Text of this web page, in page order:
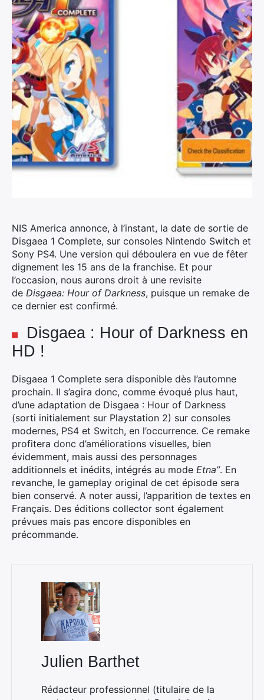
NIS America annonce, à l’instant, la date de sortie de
Disgaea 1 Complete, sur consoles Nintendo Switch et
Sony PS4. Une version qui déboulera en vue de fêter
dignement les 15 ans de la franchise. Et pour
l’occasion, nous aurons droit à une revisite
de Disgaea: Hour of Darkness, puisque un remake de
ce dernier est confirmé.
Disgaea : Hour of Darkness en
HD !
Disgaea 1 Complete sera disponible dès l’automne
prochain. Il s’agira donc, comme évoqué plus haut,
d’une adaptation de Disgaea : Hour of Darkness
(sorti initialement sur Playstation 2) sur consoles
modernes, PS4 et Switch, en l’occurrence. Ce remake
profitera donc d’améliorations visuelles, bien
évidemment, mais aussi des personnages
additionnels et inédits, intégrés au mode Etna”. En
revanche, le gameplay original de cet épisode sera
bien conservé. A noter aussi, l’apparition de textes en
Français. Des éditions collector sont également
prévues mais pas encore disponibles en
précommande.
Julien Barthet
Rédacteur professionnel (titulaire de la